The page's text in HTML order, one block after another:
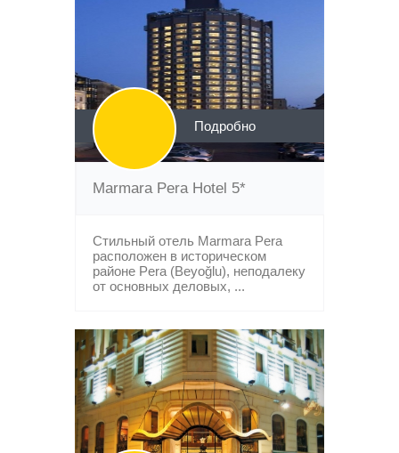
Подробно
Marmara Pera Hotel 5*
Стильный отель Marmara Pera
расположен в историческом
районе Pera (Beyoğlu), неподалеку
от основных деловых, ...